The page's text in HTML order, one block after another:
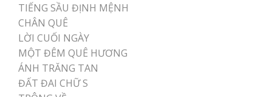
TIẾNG SẦU ĐỊNH MỆNH
CHÂN QUÊ
LỜI CUỐI NGÀY
MỘT ĐÊM QUÊ HƯƠNG
ÁNH TRĂNG TAN
ĐẤT ĐAI CHỮ S